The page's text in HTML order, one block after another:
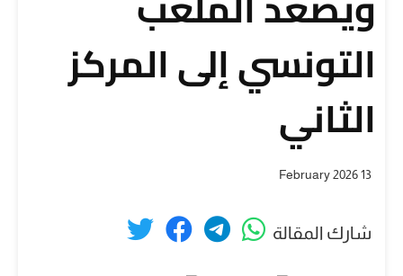
التونسي إلى المركز
الثاني
13 February 2026
شارك المقالة